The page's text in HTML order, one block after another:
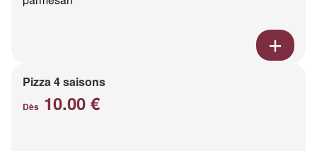
Pizza 4 saisons
Dès 10.00 €